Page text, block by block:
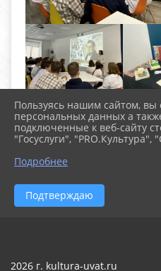
2026 г. kultura-uvat.ru
Пользуясь нашим сайтом, вы
персональных данных а
подключенные к веб-сайту
"Госуслуги", "PRO.Культура",
Подробнее
Подтверждаю